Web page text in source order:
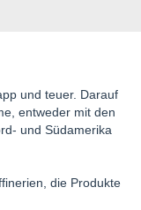
und teuer. Darauf
entweder mit den
und Südamerika
die Produkte